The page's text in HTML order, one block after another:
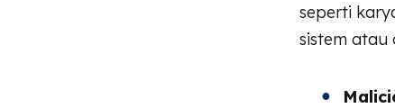
seperti
sistem atau